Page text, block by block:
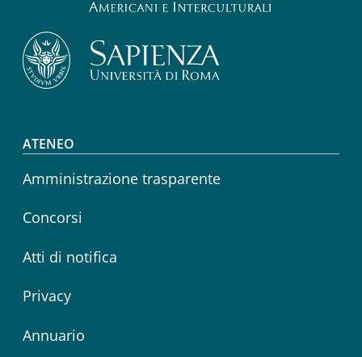
Footer menu
ATENEO
Amministrazione trasparente
Concorsi
Atti di notifica
Privacy
Annuario